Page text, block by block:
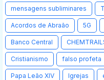
mensagens subliminares
Acordos de Abraão 5G
Banco Central
Cristianismo falso profeta
Papa Leão XIV Igrejas